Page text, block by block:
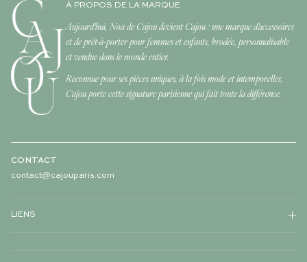
À PROPOS DE LA MARQUE
Aujourd'hui, Noa de Cajou devient Cajou : une marque d'accessoires
et de prêt-à-porter pour femmes et enfants, brodée, personnalisable
et vendue dans le monde entier.
Reconnue pour ses pièces uniques, à la fois mode et intemporelles,
Cajou porte cette signature parisienne qui fait toute la différence.
CONTACT
contact@cajouparis.com
LIENS